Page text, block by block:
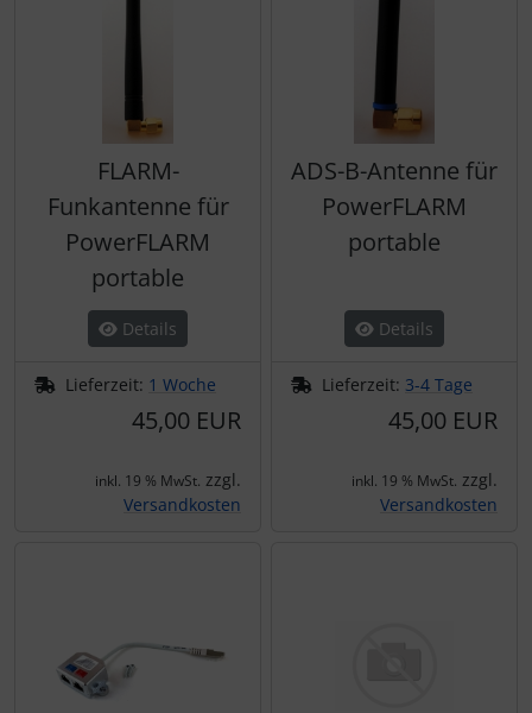
FLARM-
Funkantenne für
PowerFLARM
portable
Details
Lieferzeit: 1 Woche
45,00 EUR
inkl. 19 % MwSt. zzgl.
Versandkosten
ADS-B-Antenne für
PowerFLARM
portable
Details
Lieferzeit: 3-4 Tage
45,00 EUR
inkl. 19 % MwSt. zzgl.
Versandkosten